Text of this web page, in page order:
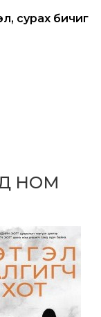
сурах бичиг
НОМ